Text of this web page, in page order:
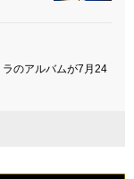
のアルバムが7月24